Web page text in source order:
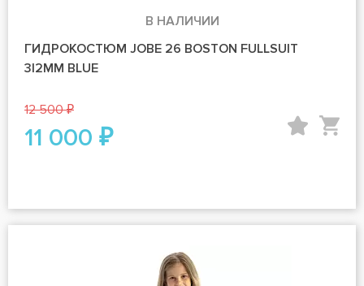
В НАЛИЧИИ
ГИДРОКОСТЮМ JOBE 26 BOSTON FULLSUIT
3|2MM BLUE
12 500 ₽
11 000 ₽